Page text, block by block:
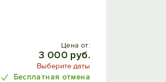
Цена от:
3 000 руб.
Выберите даты
Бесплатная отмена